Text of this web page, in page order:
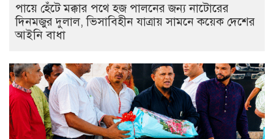
পায়ে হেঁটে মক্কার পথে হজ পালনের জন্য নাটোরের
দিনমজুর দুলাল, ভিসাবিহীন যাত্রায় সামনে কয়েক দেশের
আইনি বাধা